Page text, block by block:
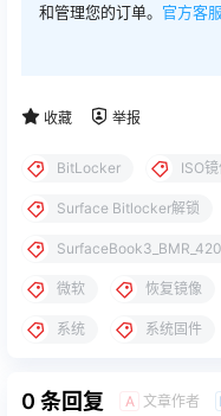
和管理您的订单。 官方客服
收藏 举报
BitLocker ISO
Surface Bitlocker解锁
微软 恢复镜像
系统 系统固件
0 条回复 A 文章作者